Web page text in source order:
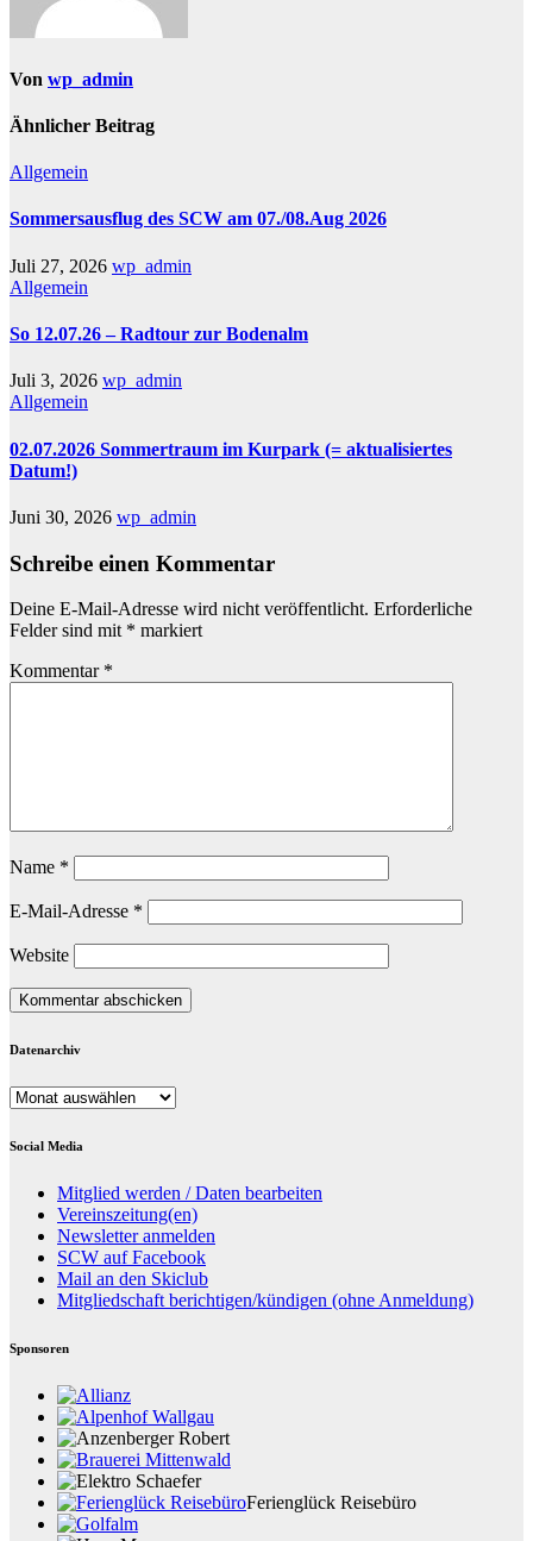
Von wp_admin
Ähnlicher Beitrag
Allgemein
Sommersausflug des SCW am 07./08.Aug 2026
Juli 27, 2026 wp_admin
Allgemein
So 12.07.26 – Radtour zur Bodenalm
Juli 3, 2026 wp_admin
Allgemein
02.07.2026 Sommertraum im Kurpark (= aktualisiertes
Datum!)
Juni 30, 2026 wp_admin
Schreibe einen Kommentar
Deine E-Mail-Adresse wird nicht veröffentlicht. Erforderliche
Felder sind mit * markiert
Kommentar *
Name *
E-Mail-Adresse *
Website
Datenarchiv
Datenarchiv
Social Media
Mitglied werden / Daten bearbeiten
Vereinszeitung(en)
Newsletter anmelden
SCW auf Facebook
Mail an den Skiclub
Mitgliedschaft berichtigen/kündigen (ohne Anmeldung)
Sponsoren
Ferienglück Reisebüro